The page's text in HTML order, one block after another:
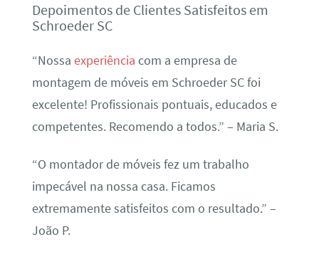
Depoimentos de Clientes Satisfeitos em
Schroeder SC
“Nossa experiência com a empresa de
montagem de móveis em Schroeder SC foi
excelente! Profissionais pontuais, educados e
competentes. Recomendo a todos.” – Maria S.
“O montador de móveis fez um trabalho
impecável na nossa casa. Ficamos
extremamente satisfeitos com o resultado.” –
João P.